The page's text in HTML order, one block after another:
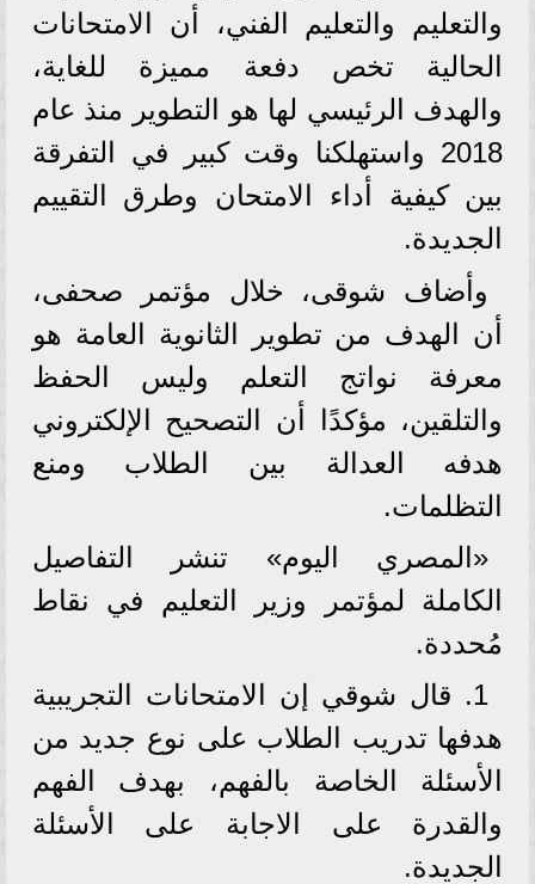
والتعليم والتعليم الفني، أن الامتحانات
الحالية تخص دفعة مميزة للغاية،
والهدف الرئيسي لها هو التطوير منذ عام
2018 واستهلكنا وقت كبير في التفرقة
بين كيفية أداء الامتحان وطرق التقييم
الجديدة.
وأضاف شوقى، خلال مؤتمر صحفى،
أن الهدف من تطوير الثانوية العامة هو
معرفة نواتج التعلم وليس الحفظ
والتلقين، مؤكدًا أن التصحيح الإلكتروني
هدفه العدالة بين الطلاب ومنع
التظلمات.
«المصري اليوم» تنشر التفاصيل
الكاملة لمؤتمر وزير التعليم في نقاط
مُحددة.
1. قال شوقي إن الامتحانات التجريبية
هدفها تدريب الطلاب على نوع جديد من
الأسئلة الخاصة بالفهم، بهدف الفهم
والقدرة على الاجابة على الأسئلة
الجديدة.